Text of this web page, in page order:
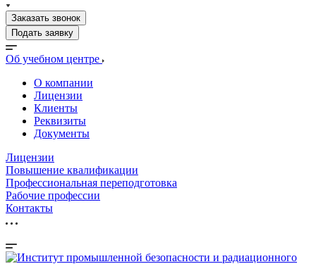
Заказать звонок
Подать заявку
Об учебном центре
О компании
Лицензии
Клиенты
Реквизиты
Документы
Лицензии
Повышение квалификации
Профессиональная переподготовка
Рабочие профессии
Контакты